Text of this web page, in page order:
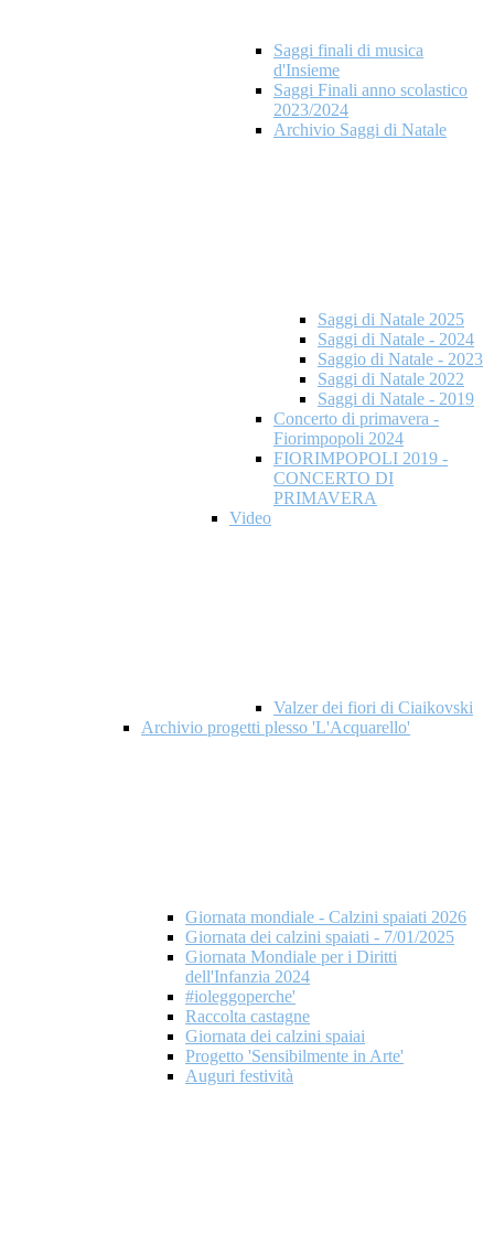
Saggi finali di musica
d'Insieme
Saggi Finali anno scolastico
2023/2024
Archivio Saggi di Natale
Saggi di Natale 2025
Saggi di Natale - 2024
Saggio di Natale - 2023
Saggi di Natale 2022
Saggi di Natale - 2019
Concerto di primavera -
Fiorimpopoli 2024
FIORIMPOPOLI 2019 -
CONCERTO DI
PRIMAVERA
Video
Valzer dei fiori di Ciaikovski
Archivio progetti plesso 'L'Acquarello'
Giornata mondiale - Calzini spaiati 2026
Giornata dei calzini spaiati - 7/01/2025
Giornata Mondiale per i Diritti
dell'Infanzia 2024
#ioleggoperche'
Raccolta castagne
Giornata dei calzini spaiai
Progetto 'Sensibilmente in Arte'
Auguri festività